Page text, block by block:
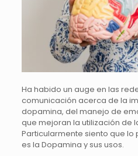
Ha habido un auge en las
comunicación acerca de la
dopamina, del manejo de
que mejoran la utilización de
Particularmente siento que
es la Dopamina y sus usos.